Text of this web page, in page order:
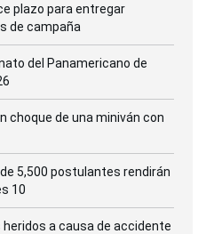
plazo para entregar
de campaña
del Panamericano de
choque de una miniván con
5,500 postulantes rendirán
10
a causa de accidente